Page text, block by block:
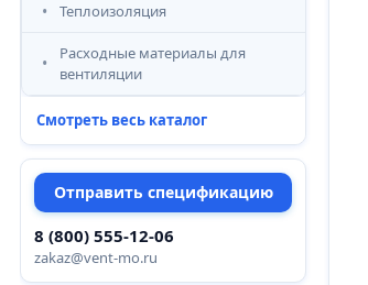
Теплоизоляция
Расходные материалы для
вентиляции
Смотреть весь каталог
Отправить спецификацию
8 (800) 555-12-06
zakaz@vent-mo.ru